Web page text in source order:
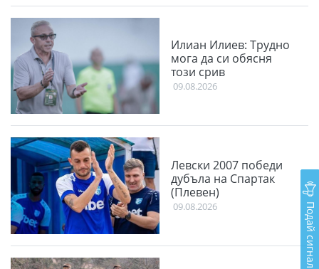
Илиан Илиев: Трудно
мога да си обясня
този срив
09.08.2026
Левски 2007 победи
дубъла на Спартак
(Плевен)
09.08.2026 Подай сигнал